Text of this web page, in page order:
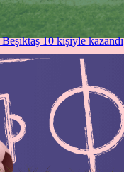
Beşiktaş 10 kişiyle kazandı